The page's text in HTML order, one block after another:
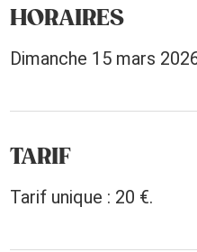
HORAIRES
Dimanche 15 mars
TARIF
Tarif unique : 20 €.